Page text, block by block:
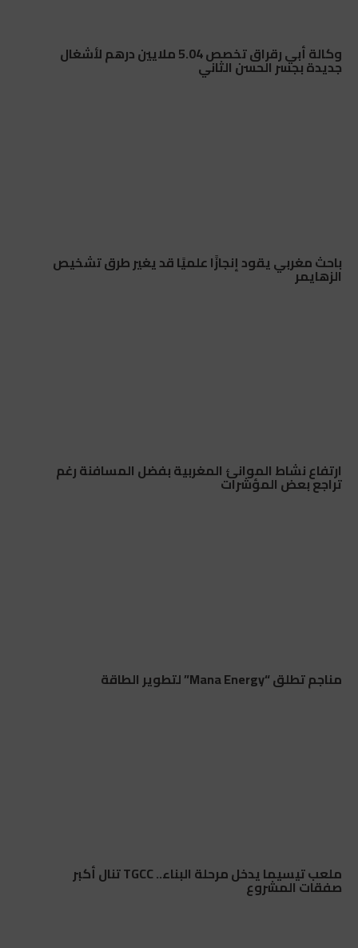
وكالة أبي رقراق تخصص 5.04 ملايين درهم لأشغال
جديدة بجسر الحسن الثاني
باحث مغربي يقود إنجازًا علميًا قد يغير طرق تشخيص
الزهايمر
ارتفاع نشاط الموانئ المغربية بفضل المسافنة رغم
تراجع بعض المؤشرات
مناجم تطلق “Mana Energy” لتطوير الطاقة
ملعب تيسيما يدخل مرحلة البناء.. TGCC تنال أكبر
صفقات المشروع